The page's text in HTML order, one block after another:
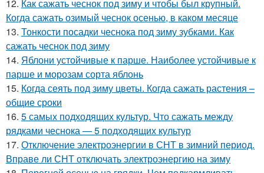
12. Как сажать чеснок под зиму и чтобы был крупный.
Когда сажать озимый чеснок осенью, в каком месяце
13. Тонкости посадки чеснока под зиму зубками. Как
сажать чеснок под зиму
14. Яблони устойчивые к парше. Наиболее устойчивые к
парше и морозам сорта яблонь
15. Когда сеять под зиму цветы. Когда сажать растения –
общие сроки
16. 5 самых подходящих культур. Что сажать между
рядками чеснока — 5 подходящих культур
17. Отключение электроэнергии в СНТ в зимний период.
Вправе ли СНТ отключать электроэнергию на зиму